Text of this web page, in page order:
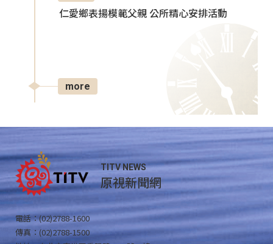
仁愛鄉表揚模範父親 公所精心安排活動
more
TITV NEWS
原視新聞網
電話：(02)2788-1600
傳真：(02)2788-1500